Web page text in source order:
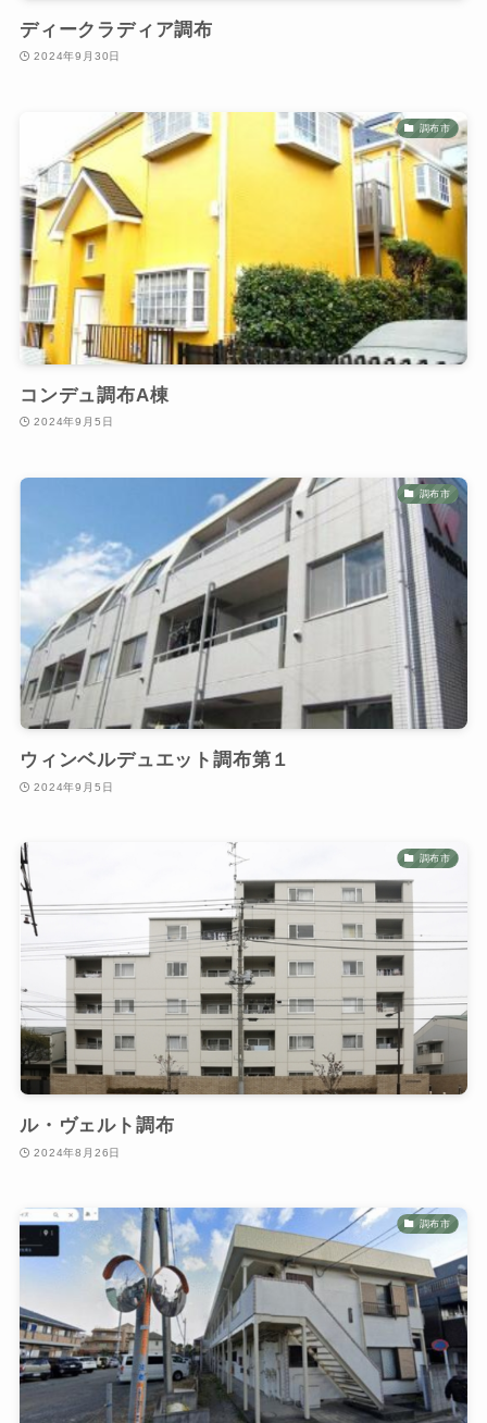
ディークラディア調布
2024年9月30日
調布市
コンデュ調布A棟
2024年9月5日
調布市
ウィンベルデュエット調布第１
2024年9月5日
調布市
ル・ヴェルト調布
2024年8月26日
調布市